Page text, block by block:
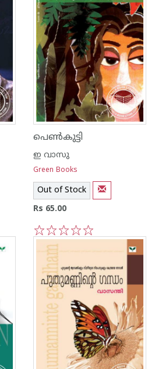
പെണ്‍കുട്ടി
ഇ വാസു
Green Books
Out of Stock
Rs 65.00
5
4
3
2
1